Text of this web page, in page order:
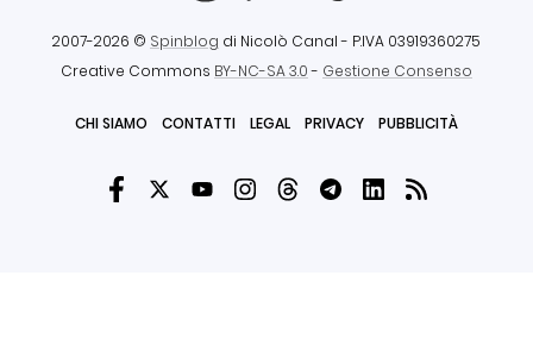
2007-2026 © Spinblog di Nicolò Canal - P.IVA 03919360275
Creative Commons BY-NC-SA 3.0- Gestione Consenso
CHI SIAMO CONTATTI LEGAL PRIVACY PUBBLICITÀ